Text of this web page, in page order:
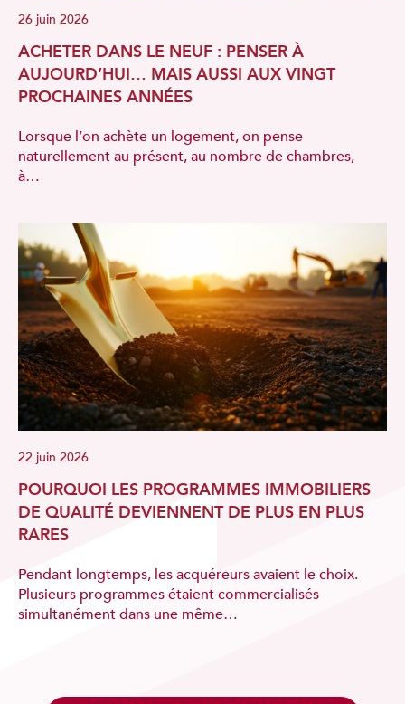
26 juin 2026
ACHETER DANS LE NEUF : PENSER À
AUJOURD’HUI… MAIS AUSSI AUX VINGT
PROCHAINES ANNÉES
Lorsque l’on achète un logement, on pense
naturellement au présent, au nombre de chambres,
à…
22 juin 2026
POURQUOI LES PROGRAMMES IMMOBILIERS
DE QUALITÉ DEVIENNENT DE PLUS EN PLUS
RARES
Pendant longtemps, les acquéreurs avaient le choix.
Plusieurs programmes étaient commercialisés
simultanément dans une même…